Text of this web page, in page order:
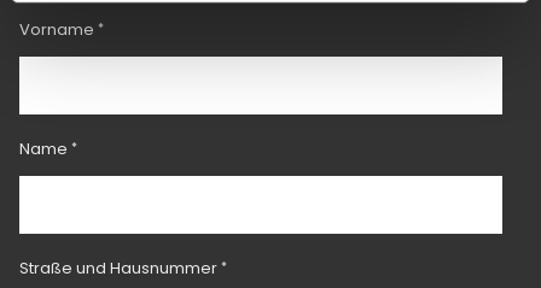
Vorname
Name
Straße und Hausnummer